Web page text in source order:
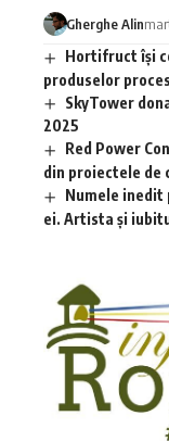
Gherghe Alin
Hortifruct își
produselor
SkyTower
2025
Red Power
din proiectele de
Numele inedit
ei. Artista și